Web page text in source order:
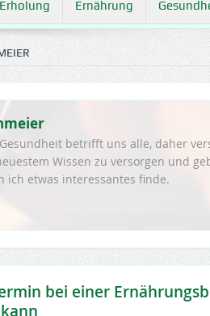
Erholung Ernährung
betrifft uns alle, daher
Wissen zu versorgen und
ich etwas interessantes finde.
bei einer